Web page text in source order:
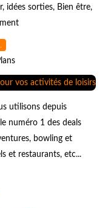
, idées sorties, Bien être,
utilisons depuis
numéro 1 des deals
bowling et
et restaurants, etc...